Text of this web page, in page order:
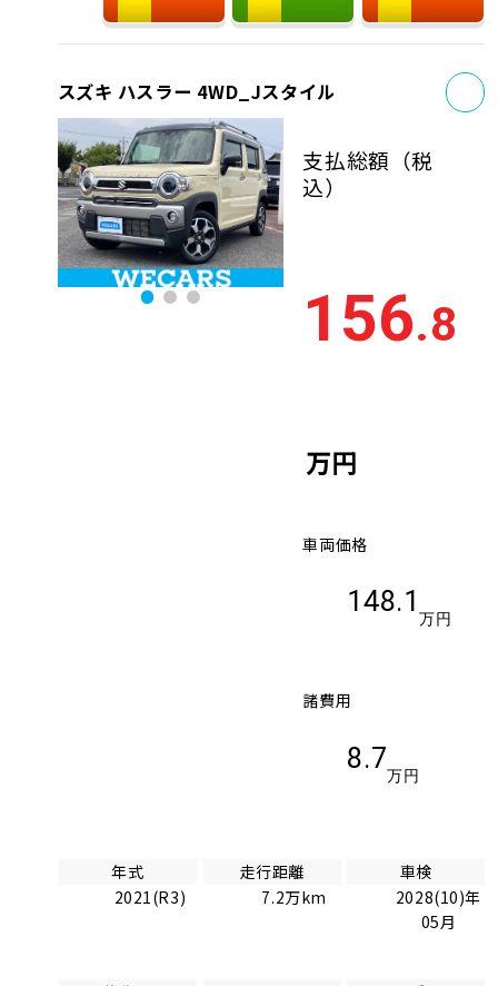
スズキ ハスラー 4WD_Jスタイル
支払総額 （税
込）
156.8
万円
車両価格
148.1
万円
諸費用
8.7
万円
年式
2021(R3)
走行距離
7.2万km
車検
2028(10)年
05月